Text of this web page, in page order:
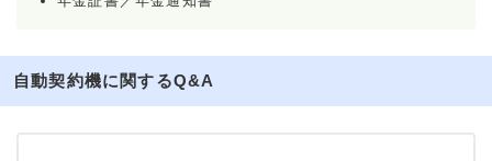
自動契約機に関するQ&A